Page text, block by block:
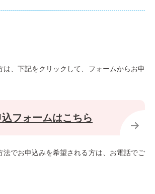
は、下記をクリックして、フォームからお申
込フォームはこちら
でお申込みを希望される方は、お電話でご